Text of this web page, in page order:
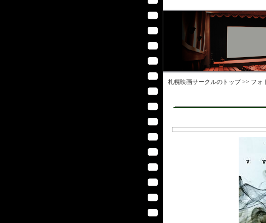
札幌映画サークルのトップ >> フォ